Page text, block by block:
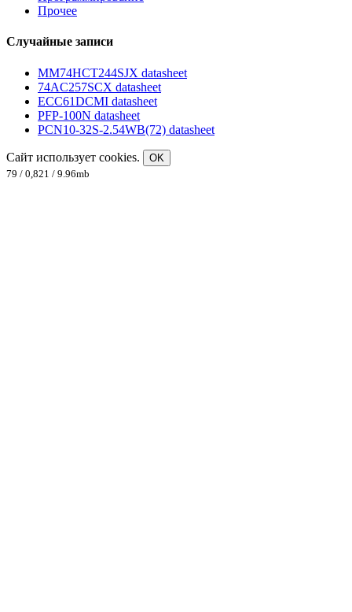
Прочее
Случайные записи
MM74HCT244SJX datasheet
74AC257SCX datasheet
ECC61DCMI datasheet
PFP-100N datasheet
PCN10-32S-2.54WB(72) datasheet
Сайт использует cookies.
OK
79 / 0,821 / 9.96mb